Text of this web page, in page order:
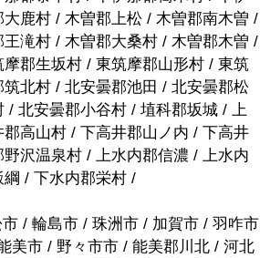
鹿村 / 木曽郡上松 / 木曽郡南木曽 /
滝村 / 木曽郡大桑村 / 木曽郡木曽 /
郡生坂村 / 東筑摩郡山形村 / 東筑
北村 / 北安曇郡池田 / 北安曇郡松
/ 北安曇郡小谷村 / 埴科郡坂城 / 上
高山村 / 下高井郡山ノ内 / 下高井
沢温泉村 / 上水内郡信濃 / 上水内
/ 下水内郡栄村 /
/ 輪島市 / 珠洲市 / 加賀市 / 羽咋市
美市 / 野々市市 / 能美郡川北 / 河北